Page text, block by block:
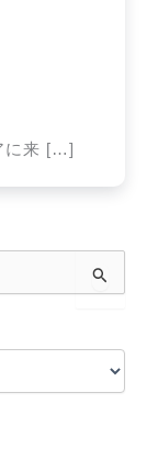
に来 […]